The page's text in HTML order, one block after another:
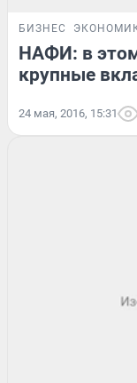
БИЗНЕС
НАФИ: в этом
крупные
24 мая, 2016, 15:31